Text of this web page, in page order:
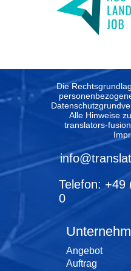
Die
Alle Hinweise
translators-
Telefon: +49
0
Angebot
Auftrag